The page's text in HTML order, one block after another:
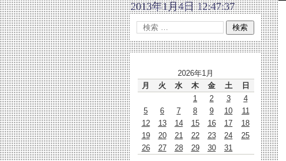
2013年1月4日 12:47:37
2026年1月
月
火 水 木 金 土
日
1
2 3
4
5
6 7 8 9 10
11
12
13 14 15 16 17
18
19
20 21 22 23 24
25
26
27 28 29 30 31